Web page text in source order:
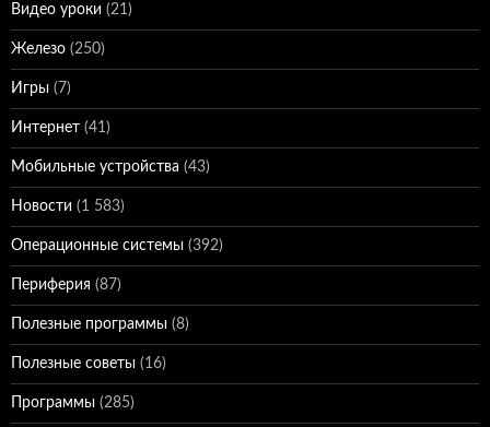
Видео уроки (21)
Железо (250)
Игры (7)
Интернет (41)
Мобильные устройства (43)
Новости (1 583)
Операционные системы (392)
Периферия (87)
Полезные программы (8)
Полезные советы (16)
Программы (285)